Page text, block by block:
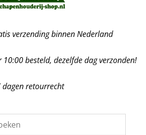
verzending binnen Nederland
10:00 besteld, dezelfde dag verzonden!
dagen retourrecht